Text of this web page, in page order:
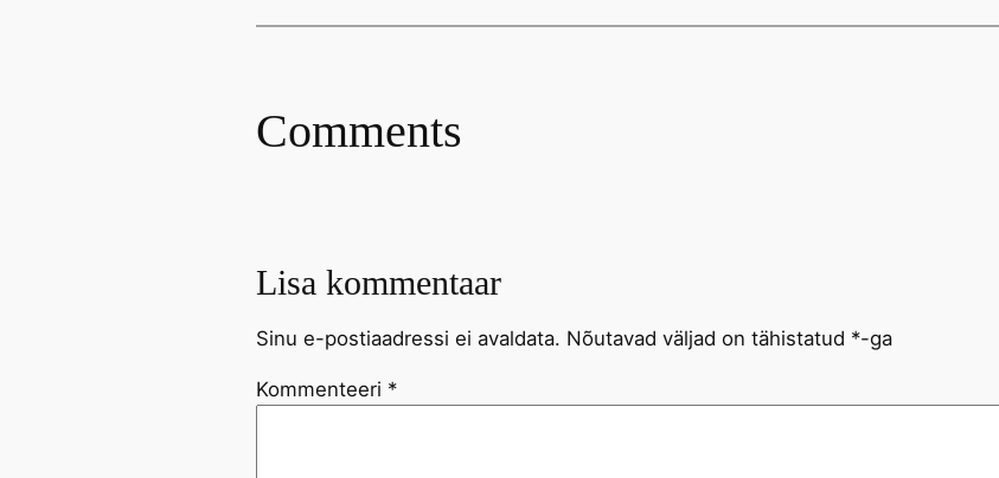
Comments
Lisa kommentaar
Sinu e-postiaadressi ei avaldata. Nõutavad väljad on tähistatud *-ga
Kommenteeri *